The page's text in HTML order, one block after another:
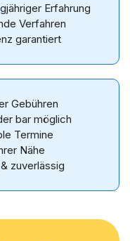
Erfahrung
Verfahren
garantiert
Gebühren
bar möglich
Termine
Nähe
zuverlässig